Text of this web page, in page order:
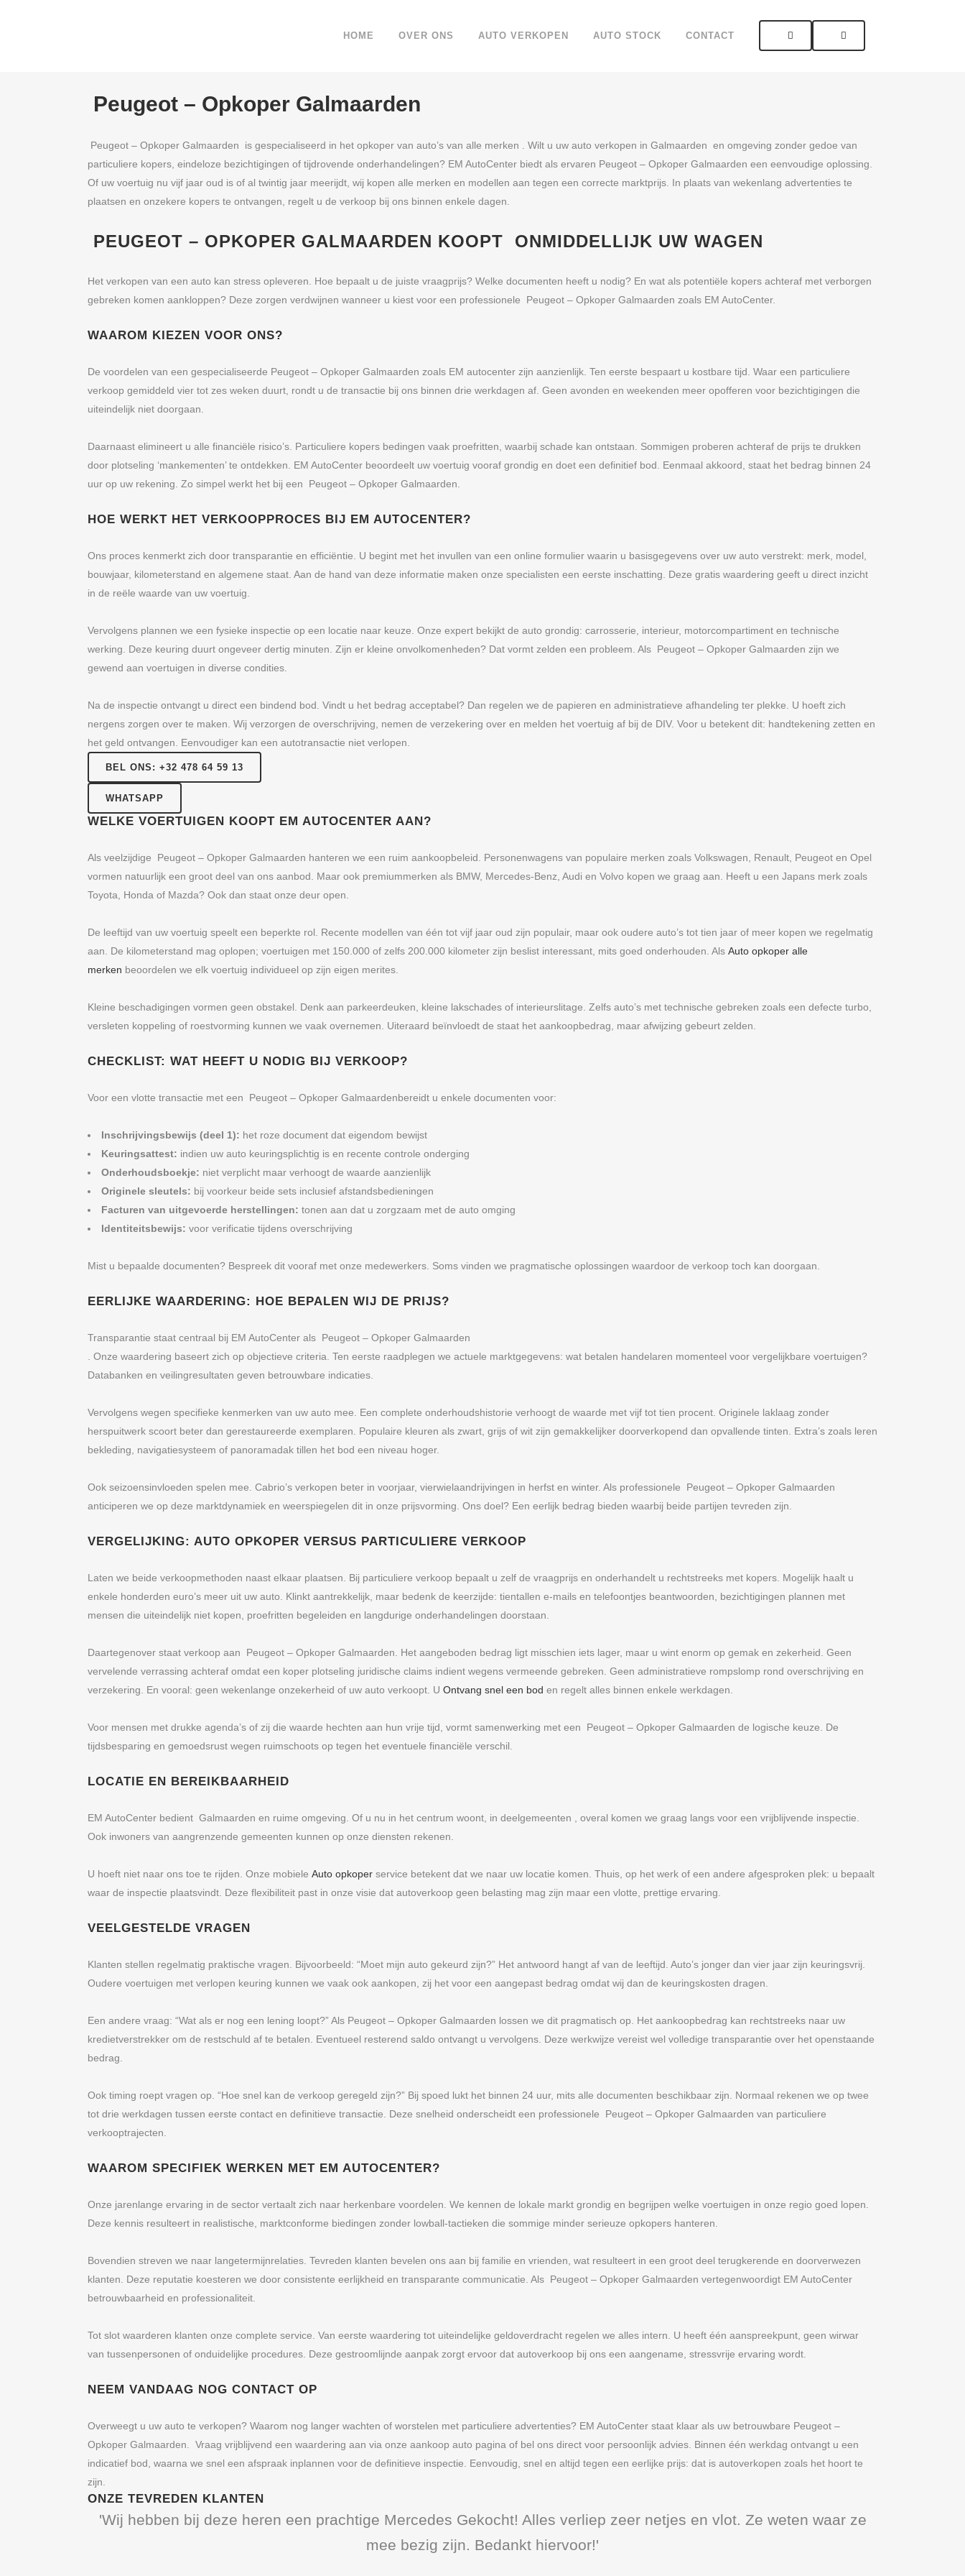
HOME OVER ONS AUTO VERKOPEN AUTO STOCK CONTACT
Peugeot – Opkoper Galmaarden
Peugeot – Opkoper Galmaarden is gespecialiseerd in het opkoper van auto’s van alle merken . Wilt u uw auto verkopen in Galmaarden en omgeving zonder gedoe van
particuliere kopers, eindeloze bezichtigingen of tijdrovende onderhandelingen? EM AutoCenter biedt als ervaren Peugeot – Opkoper Galmaarden een eenvoudige oplossing.
Of uw voertuig nu vijf jaar oud is of al twintig jaar meerijdt, wij kopen alle merken en modellen aan tegen een correcte marktprijs. In plaats van wekenlang advertenties te
plaatsen en onzekere kopers te ontvangen, regelt u de verkoop bij ons binnen enkele dagen.
PEUGEOT – OPKOPER GALMAARDEN KOOPT ONMIDDELLIJK UW WAGEN
Het verkopen van een auto kan stress opleveren. Hoe bepaalt u de juiste vraagprijs? Welke documenten heeft u nodig? En wat als potentiële kopers achteraf met verborgen
gebreken komen aankloppen? Deze zorgen verdwijnen wanneer u kiest voor een professionele Peugeot – Opkoper Galmaarden zoals EM AutoCenter.
WAAROM KIEZEN VOOR ONS?
De voordelen van een gespecialiseerde Peugeot – Opkoper Galmaarden zoals EM autocenter zijn aanzienlijk. Ten eerste bespaart u kostbare tijd. Waar een particuliere
verkoop gemiddeld vier tot zes weken duurt, rondt u de transactie bij ons binnen drie werkdagen af. Geen avonden en weekenden meer opofferen voor bezichtigingen die
uiteindelijk niet doorgaan.
Daarnaast elimineert u alle financiële risico’s. Particuliere kopers bedingen vaak proefritten, waarbij schade kan ontstaan. Sommigen proberen achteraf de prijs te drukken
door plotseling ‘mankementen’ te ontdekken. EM AutoCenter beoordeelt uw voertuig vooraf grondig en doet een definitief bod. Eenmaal akkoord, staat het bedrag binnen 24
uur op uw rekening. Zo simpel werkt het bij een Peugeot – Opkoper Galmaarden.
HOE WERKT HET VERKOOPPROCES BIJ EM AUTOCENTER?
Ons proces kenmerkt zich door transparantie en efficiëntie. U begint met het invullen van een online formulier waarin u basisgegevens over uw auto verstrekt: merk, model,
bouwjaar, kilometerstand en algemene staat. Aan de hand van deze informatie maken onze specialisten een eerste inschatting. Deze gratis waardering geeft u direct inzicht
in de reële waarde van uw voertuig.
Vervolgens plannen we een fysieke inspectie op een locatie naar keuze. Onze expert bekijkt de auto grondig: carrosserie, interieur, motorcompartiment en technische
werking. Deze keuring duurt ongeveer dertig minuten. Zijn er kleine onvolkomenheden? Dat vormt zelden een probleem. Als Peugeot – Opkoper Galmaarden zijn we
gewend aan voertuigen in diverse condities.
Na de inspectie ontvangt u direct een bindend bod. Vindt u het bedrag acceptabel? Dan regelen we de papieren en administratieve afhandeling ter plekke. U hoeft zich
nergens zorgen over te maken. Wij verzorgen de overschrijving, nemen de verzekering over en melden het voertuig af bij de DIV. Voor u betekent dit: handtekening zetten en
het geld ontvangen. Eenvoudiger kan een autotransactie niet verlopen.
BEL ONS: +32 478 64 59 13
WHATSAPP
WELKE VOERTUIGEN KOOPT EM AUTOCENTER AAN?
Als veelzijdige Peugeot – Opkoper Galmaarden hanteren we een ruim aankoopbeleid. Personenwagens van populaire merken zoals Volkswagen, Renault, Peugeot en Opel
vormen natuurlijk een groot deel van ons aanbod. Maar ook premiummerken als BMW, Mercedes-Benz, Audi en Volvo kopen we graag aan. Heeft u een Japans merk zoals
Toyota, Honda of Mazda? Ook dan staat onze deur open.
De leeftijd van uw voertuig speelt een beperkte rol. Recente modellen van één tot vijf jaar oud zijn populair, maar ook oudere auto’s tot tien jaar of meer kopen we regelmatig
aan. De kilometerstand mag oplopen; voertuigen met 150.000 of zelfs 200.000 kilometer zijn beslist interessant, mits goed onderhouden. Als Auto opkoper alle
merken beoordelen we elk voertuig individueel op zijn eigen merites.
Kleine beschadigingen vormen geen obstakel. Denk aan parkeerdeuken, kleine lakschades of interieurslitage. Zelfs auto’s met technische gebreken zoals een defecte turbo,
versleten koppeling of roestvorming kunnen we vaak overnemen. Uiteraard beïnvloedt de staat het aankoopbedrag, maar afwijzing gebeurt zelden.
CHECKLIST: WAT HEEFT U NODIG BIJ VERKOOP?
Voor een vlotte transactie met een Peugeot – Opkoper Galmaardenbereidt u enkele documenten voor:
Inschrijvingsbewijs (deel 1): het roze document dat eigendom bewijst
Keuringsattest: indien uw auto keuringsplichtig is en recente controle onderging
Onderhoudsboekje: niet verplicht maar verhoogt de waarde aanzienlijk
Originele sleutels: bij voorkeur beide sets inclusief afstandsbedieningen
Facturen van uitgevoerde herstellingen: tonen aan dat u zorgzaam met de auto omging
Identiteitsbewijs: voor verificatie tijdens overschrijving
Mist u bepaalde documenten? Bespreek dit vooraf met onze medewerkers. Soms vinden we pragmatische oplossingen waardoor de verkoop toch kan doorgaan.
EERLIJKE WAARDERING: HOE BEPALEN WIJ DE PRIJS?
Transparantie staat centraal bij EM AutoCenter als Peugeot – Opkoper Galmaarden
. Onze waardering baseert zich op objectieve criteria. Ten eerste raadplegen we actuele marktgegevens: wat betalen handelaren momenteel voor vergelijkbare voertuigen?
Databanken en veilingresultaten geven betrouwbare indicaties.
Vervolgens wegen specifieke kenmerken van uw auto mee. Een complete onderhoudshistorie verhoogt de waarde met vijf tot tien procent. Originele laklaag zonder
herspuitwerk scoort beter dan gerestaureerde exemplaren. Populaire kleuren als zwart, grijs of wit zijn gemakkelijker doorverkopend dan opvallende tinten. Extra’s zoals leren
bekleding, navigatiesysteem of panoramadak tillen het bod een niveau hoger.
Ook seizoensinvloeden spelen mee. Cabrio’s verkopen beter in voorjaar, vierwielaandrijvingen in herfst en winter. Als professionele Peugeot – Opkoper Galmaarden
anticiperen we op deze marktdynamiek en weerspiegelen dit in onze prijsvorming. Ons doel? Een eerlijk bedrag bieden waarbij beide partijen tevreden zijn.
VERGELIJKING: AUTO OPKOPER VERSUS PARTICULIERE VERKOOP
Laten we beide verkoopmethoden naast elkaar plaatsen. Bij particuliere verkoop bepaalt u zelf de vraagprijs en onderhandelt u rechtstreeks met kopers. Mogelijk haalt u
enkele honderden euro’s meer uit uw auto. Klinkt aantrekkelijk, maar bedenk de keerzijde: tientallen e-mails en telefoontjes beantwoorden, bezichtigingen plannen met
mensen die uiteindelijk niet kopen, proefritten begeleiden en langdurige onderhandelingen doorstaan.
Daartegenover staat verkoop aan Peugeot – Opkoper Galmaarden. Het aangeboden bedrag ligt misschien iets lager, maar u wint enorm op gemak en zekerheid. Geen
vervelende verrassing achteraf omdat een koper plotseling juridische claims indient wegens vermeende gebreken. Geen administratieve rompslomp rond overschrijving en
verzekering. En vooral: geen wekenlange onzekerheid of uw auto verkoopt. U Ontvang snel een bod en regelt alles binnen enkele werkdagen.
Voor mensen met drukke agenda’s of zij die waarde hechten aan hun vrije tijd, vormt samenwerking met een Peugeot – Opkoper Galmaarden de logische keuze. De
tijdsbesparing en gemoedsrust wegen ruimschoots op tegen het eventuele financiële verschil.
LOCATIE EN BEREIKBAARHEID
EM AutoCenter bedient Galmaarden en ruime omgeving. Of u nu in het centrum woont, in deelgemeenten , overal komen we graag langs voor een vrijblijvende inspectie.
Ook inwoners van aangrenzende gemeenten kunnen op onze diensten rekenen.
U hoeft niet naar ons toe te rijden. Onze mobiele Auto opkoper service betekent dat we naar uw locatie komen. Thuis, op het werk of een andere afgesproken plek: u bepaalt
waar de inspectie plaatsvindt. Deze flexibiliteit past in onze visie dat autoverkoop geen belasting mag zijn maar een vlotte, prettige ervaring.
VEELGESTELDE VRAGEN
Klanten stellen regelmatig praktische vragen. Bijvoorbeeld: “Moet mijn auto gekeurd zijn?” Het antwoord hangt af van de leeftijd. Auto’s jonger dan vier jaar zijn keuringsvrij.
Oudere voertuigen met verlopen keuring kunnen we vaak ook aankopen, zij het voor een aangepast bedrag omdat wij dan de keuringskosten dragen.
Een andere vraag: “Wat als er nog een lening loopt?” Als Peugeot – Opkoper Galmaarden lossen we dit pragmatisch op. Het aankoopbedrag kan rechtstreeks naar uw
kredietverstrekker om de restschuld af te betalen. Eventueel resterend saldo ontvangt u vervolgens. Deze werkwijze vereist wel volledige transparantie over het openstaande
bedrag.
Ook timing roept vragen op. “Hoe snel kan de verkoop geregeld zijn?” Bij spoed lukt het binnen 24 uur, mits alle documenten beschikbaar zijn. Normaal rekenen we op twee
tot drie werkdagen tussen eerste contact en definitieve transactie. Deze snelheid onderscheidt een professionele Peugeot – Opkoper Galmaarden van particuliere
verkooptrajecten.
WAAROM SPECIFIEK WERKEN MET EM AUTOCENTER?
Onze jarenlange ervaring in de sector vertaalt zich naar herkenbare voordelen. We kennen de lokale markt grondig en begrijpen welke voertuigen in onze regio goed lopen.
Deze kennis resulteert in realistische, marktconforme biedingen zonder lowball-tactieken die sommige minder serieuze opkopers hanteren.
Bovendien streven we naar langetermijnrelaties. Tevreden klanten bevelen ons aan bij familie en vrienden, wat resulteert in een groot deel terugkerende en doorverwezen
klanten. Deze reputatie koesteren we door consistente eerlijkheid en transparante communicatie. Als Peugeot – Opkoper Galmaarden vertegenwoordigt EM AutoCenter
betrouwbaarheid en professionaliteit.
Tot slot waarderen klanten onze complete service. Van eerste waardering tot uiteindelijke geldoverdracht regelen we alles intern. U heeft één aanspreekpunt, geen wirwar
van tussenpersonen of onduidelijke procedures. Deze gestroomlijnde aanpak zorgt ervoor dat autoverkoop bij ons een aangename, stressvrije ervaring wordt.
NEEM VANDAAG NOG CONTACT OP
Overweegt u uw auto te verkopen? Waarom nog langer wachten of worstelen met particuliere advertenties? EM AutoCenter staat klaar als uw betrouwbare Peugeot –
Opkoper Galmaarden. Vraag vrijblijvend een waardering aan via onze aankoop auto pagina of bel ons direct voor persoonlijk advies. Binnen één werkdag ontvangt u een
indicatief bod, waarna we snel een afspraak inplannen voor de definitieve inspectie. Eenvoudig, snel en altijd tegen een eerlijke prijs: dat is autoverkopen zoals het hoort te
zijn.
ONZE TEVREDEN KLANTEN
'Wij hebben bij deze heren een prachtige Mercedes Gekocht! Alles verliep zeer netjes en vlot. Ze weten waar ze
mee bezig zijn. Bedankt hiervoor!'